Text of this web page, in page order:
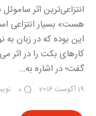
انتزاعی‌ترین اثر
هست» بسیار انتزاعی
این بوده که در زبان
کارهای بکت را در اثر
گفت؛ در اشاره به…
19 آگوست 2016 0